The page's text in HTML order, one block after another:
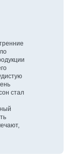
стал